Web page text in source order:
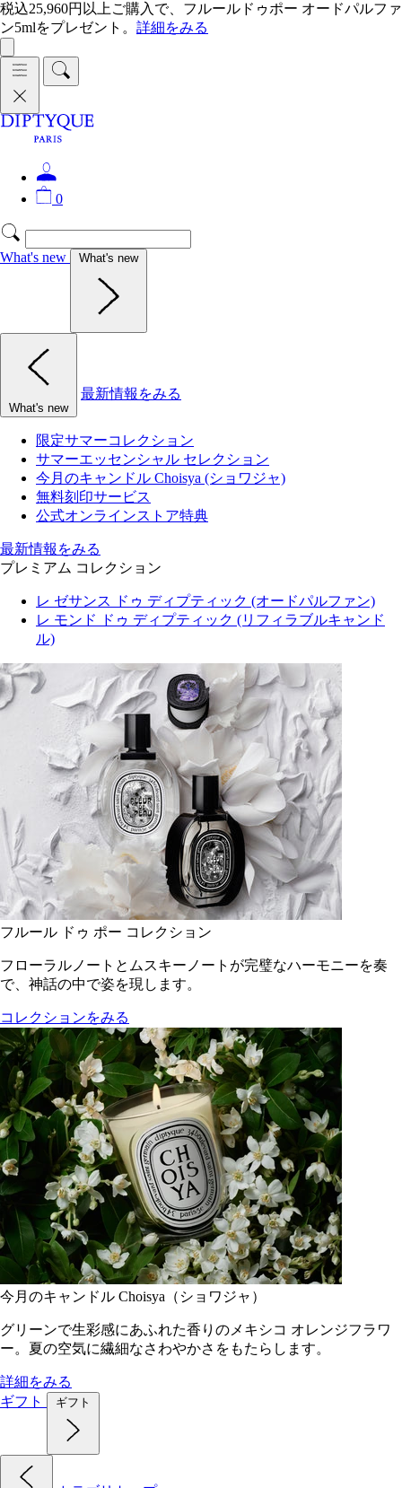
税込25,960円以上ご購入で、フルールドゥポー オードパルファ
ン5mlをプレゼント。 詳細をみる
0
What's new What's new
What's new
最新情報をみる
限定サマーコレクション
サマーエッセンシャル セレクション
今月のキャンドル Choisya (ショワジャ)
無料刻印サービス
公式オンラインストア特典
最新情報をみる
プレミアム コレクション
レ ゼサンス ドゥ ディプティック (オードパルファン)
レ モンド ドゥ ディプティック (リフィラブルキャンド
ル)
フルール ドゥ ポー コレクション
フローラルノートとムスキーノートが完璧なハーモニーを奏
で、神話の中で姿を現します。
コレクションをみる
今月のキャンドル Choisya（ショワジャ）
グリーンで生彩感にあふれた香りのメキシコ オレンジフラワ
ー。夏の空気に繊細なさわやかさをもたらします。
詳細をみる
ギフト
ギフト